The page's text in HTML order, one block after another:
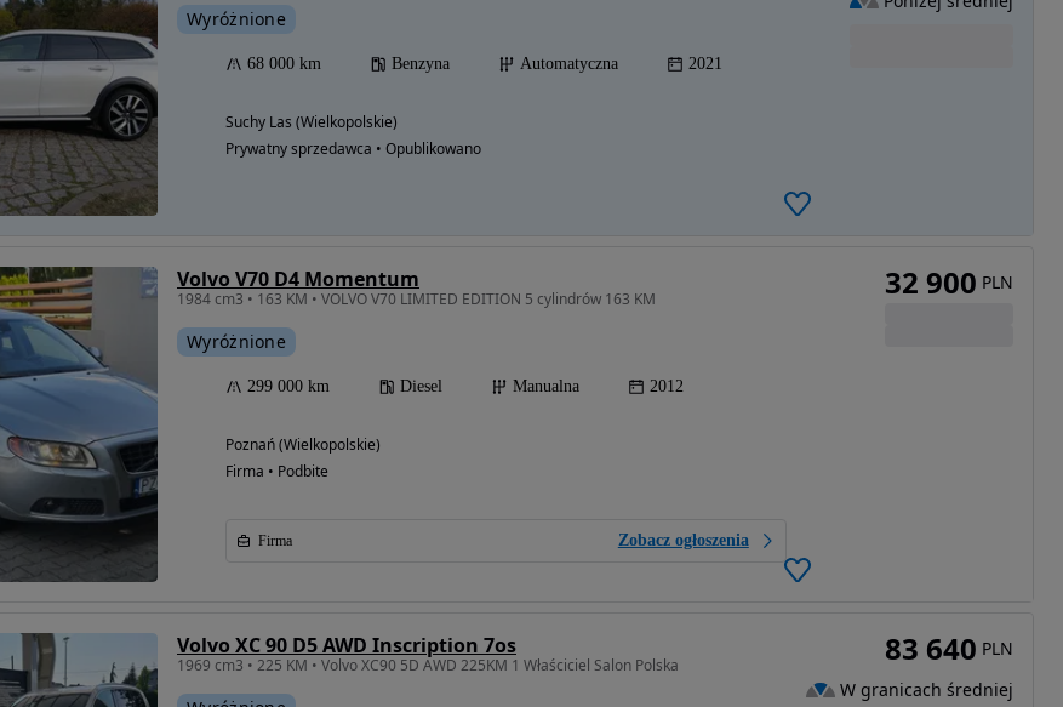
Wyróżnione
68 000 km Benzyna Automatyczna 2021
Suchy Las (Wielkopolskie)
Prywatny sprzedawca • Opublikowano
Volvo V70 D4 Momentum
1984 cm3 • 163 KM • VOLVO V70 LIMITED EDITION 5 cylindrów 163 KM
Wyróżnione
299 000 km Diesel Manualna 2012
Poznań (Wielkopolskie)
Firma • Podbite
Firma Zobacz ogłoszenia
32 900 PLN
Volvo XC 90 D5 AWD Inscription 7os
1969 cm3 • 225 KM • Volvo XC90 5D AWD 225KM 1 Właściciel Salon Polska 83 640 PLN
W granicach średniej